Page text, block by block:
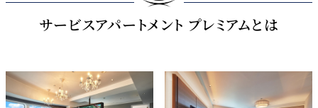
サービスアパートメント プレミアムとは